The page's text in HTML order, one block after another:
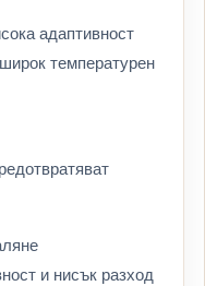
адаптивност
температурен
и нисък разход